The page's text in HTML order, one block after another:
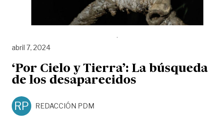
abril 7, 2024
‘Por Cielo y Tierra’: La búsqueda
de los desaparecidos
RP REDACCIÓN PDM